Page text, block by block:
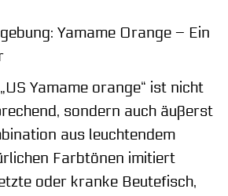
Yamame Orange – Ein
Yamame orange“ ist nicht
sondern auch äußerst
aus leuchtendem
Farbtönen imitiert
oder kranke Beutefisch,